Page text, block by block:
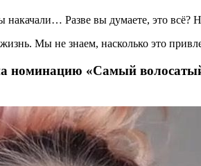
Разве вы думаете, это
Мы не знаем, насколько это
номинацию «Самый